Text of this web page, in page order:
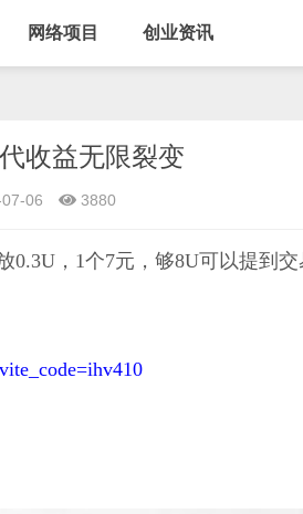
网络项目 创业资讯
收益无限裂变
06 3880
0.3U，1个7元，够8U可以提到